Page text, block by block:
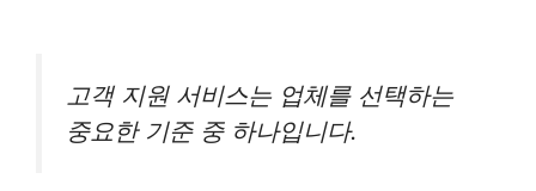
고객 지원 서비스는 업체를 선택하는
중요한 기준 중 하나입니다.